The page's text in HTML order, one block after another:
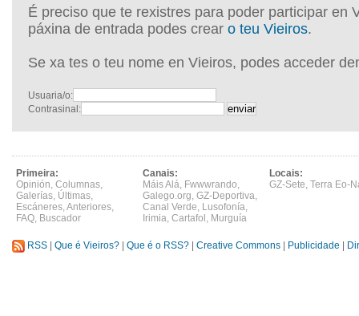
É preciso que te rexistres para poder participar en
páxina de entrada podes crear o teu Vieiros.
Se xa tes o teu nome en Vieiros, podes acceder
Usuaria/o:
Contrasinal:
Primeira:
Opinión, Columnas,
Galerías, Últimas,
Escáneres,Anteriores,
FAQ, Buscador
Canais:
Máis Alá, Fwwwrando,
Galego.org, GZ-Deportiva,
Canal Verde, Lusofonía,
Irimia, Cartafol , Murguía
Locais:
GZ-Sete, Terra Eo-
RSS Que é Vieiros? Que é o RSS? Creative Commons Publicidade